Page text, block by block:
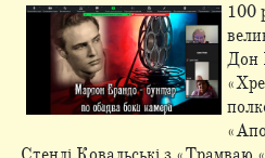
100
Дон